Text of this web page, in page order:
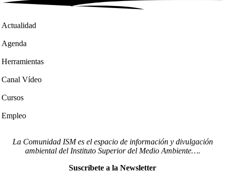
Actualidad
Agenda
Herramientas
Canal Vídeo
Cursos
Empleo
La Comunidad ISM es el espacio de información y divulgación
ambiental del Instituto Superior del Medio Ambiente….
Suscríbete a la Newsletter